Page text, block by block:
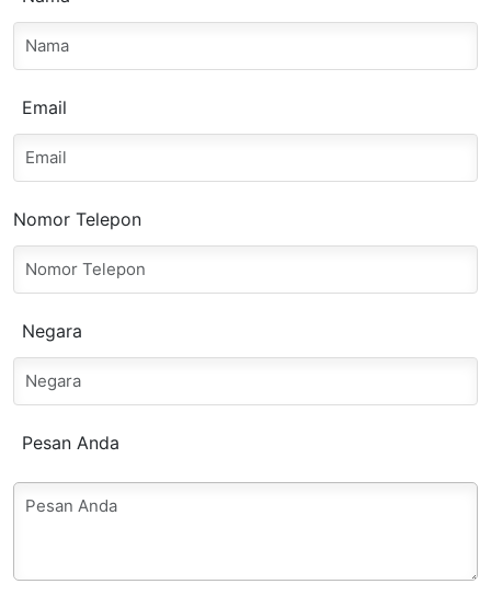
Email
Nomor Telepon
Negara
Pesan Anda